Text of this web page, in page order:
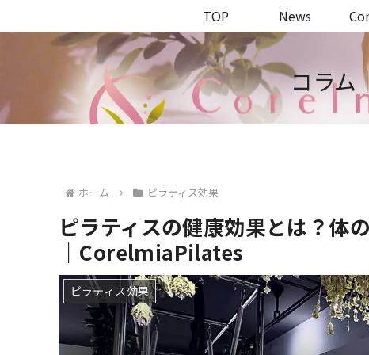
コラム
TOP News
ホーム ピラティス効果
ピラティスの健康効果とは？体
｜CorelmiaPilates
ピラティス効果